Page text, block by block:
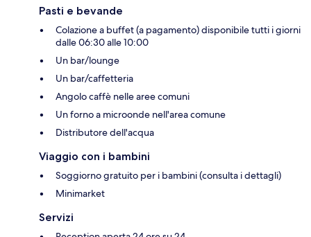
Pasti e bevande
Colazione a buffet (a pagamento) disponibile tutti i giorni
dalle 06:30 alle 10:00
Un bar/lounge
Un bar/caffetteria
Angolo caffè nelle aree comuni
Un forno a microonde nell'area comune
Distributore dell'acqua
Viaggio con i bambini
Soggiorno gratuito per i bambini (consulta i dettagli)
Minimarket
Servizi